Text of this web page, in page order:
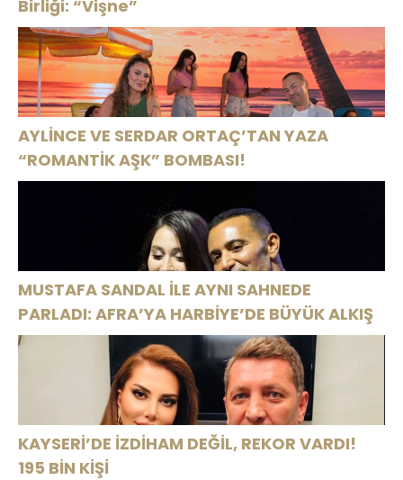
Birliği: “Vişne”
AYLİNCE VE SERDAR ORTAÇ’TAN YAZA
“ROMANTİK AŞK” BOMBASI!
MUSTAFA SANDAL İLE AYNI SAHNEDE
PARLADI: AFRA’YA HARBİYE’DE BÜYÜK ALKIŞ
KAYSERİ’DE İZDİHAM DEĞİL, REKOR VARDI!
195 BİN KİŞİ